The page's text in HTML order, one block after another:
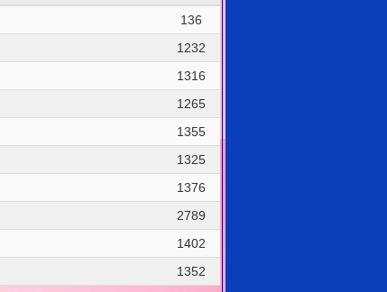
136
1232
1316
1265
1355
1325
1376
2789
1402
1352